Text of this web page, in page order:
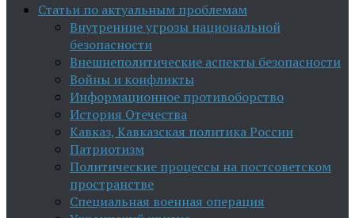
Статьи по актуальным проблемам
Внутренние угрозы национальной
безопасности
Внешнеполитические аспекты безопасности
Войны и конфликты
Информационное противоборство
История Отечества
Кавказ, Кавказская политика России
Патриотизм
Политические процессы на постсоветском
пространстве
Специальная военная операция